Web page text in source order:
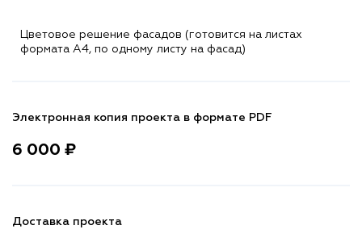
Цветовое решение фасадов (готовится на листах
формата A4, по одному листу на фасад)
Электронная копия проекта в формате PDF
6 000 ₽
Доставка проекта